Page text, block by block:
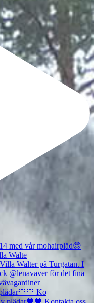
Walte
Ko